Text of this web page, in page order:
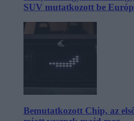
SUV mutatkozott be
Bemutatkozott Chip, az